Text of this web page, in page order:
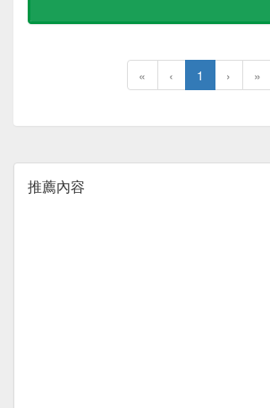
« ‹ 1 › »
推薦內容